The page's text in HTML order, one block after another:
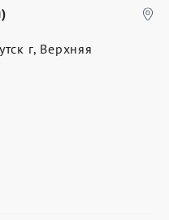
г, Верхняя